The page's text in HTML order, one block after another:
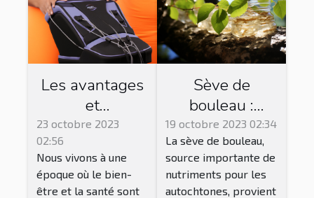
Les avantages
et
inconvénients
des bottes de
pressothérapie
23 octobre 2023
02:56
Nous vivons à une
époque où le bien-
être et la santé sont
Sève de
bouleau :
Bienfaits,
précautions et
effets
secondaires
19 octobre 2023 02:34
La sève de bouleau,
source importante de
nutriments pour les
autochtones, provient